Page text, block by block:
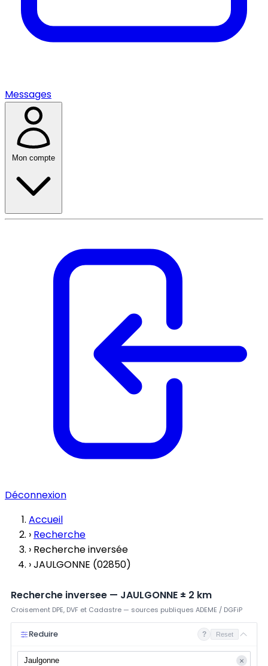
Messages
Mon compte
Déconnexion
Accueil
› Recherche
› Recherche inversée
›JAULGONNE (02850)
Recherche inversee — JAULGONNE ± 2 km
Croisement DPE, DVF et Cadastre — sources publiques ADEME / DGFiP
Reduire ? Reset
×